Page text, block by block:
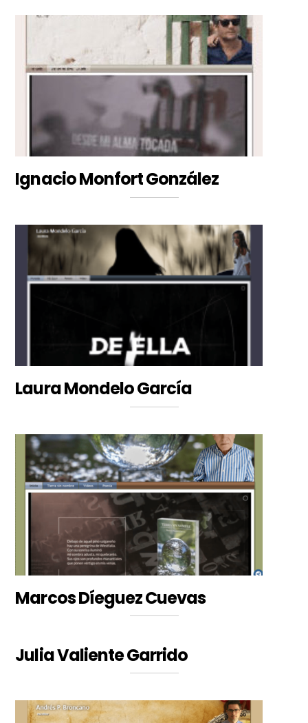
Ignacio Monfort González
Laura Mondelo García
Marcos Díeguez Cuevas
Julia Valiente Garrido